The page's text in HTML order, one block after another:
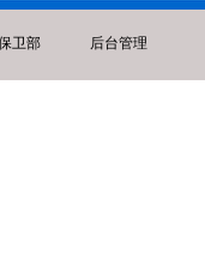
卫部 后台管理